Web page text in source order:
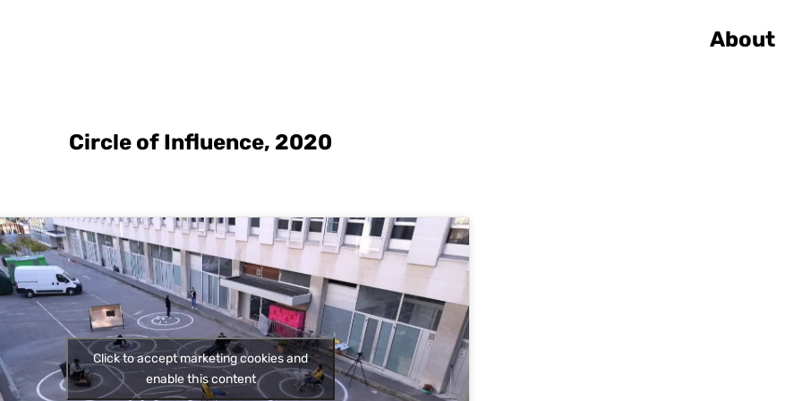
About
Circle of Influence, 2020
Click to accept marketing cookies and
enable this content